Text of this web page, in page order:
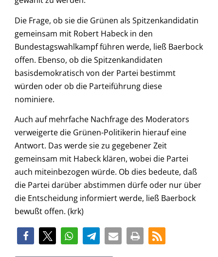
Die Frage, ob sie die Grünen als Spitzenkandidatin
gemeinsam mit Robert Habeck in den
Bundestagswahlkampf führen werde, ließ Baerbock
offen. Ebenso, ob die Spitzenkandidaten
basisdemokratisch von der Partei bestimmt
würden oder ob die Parteiführung diese
nominiere.
Auch auf mehrfache Nachfrage des Moderators
verweigerte die Grünen-Politikerin hierauf eine
Antwort. Das werde sie zu gegebener Zeit
gemeinsam mit Habeck klären, wobei die Partei
auch miteinbezogen würde. Ob dies bedeute, daß
die Partei darüber abstimmen dürfe oder nur über
die Entscheidung informiert werde, ließ Baerbock
bewußt offen. (krk)